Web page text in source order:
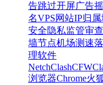
告跳过开屏广告
名VPS网站IP归
安全隐私监管审查
墙节点机场测速
理软件
NetchClashCFW
浏览器Chrome火